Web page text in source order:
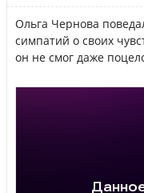
Ольга Чернова
симпатий о своих
он не смог даже